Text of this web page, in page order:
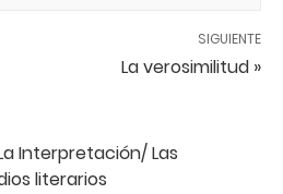
SIGUIENTE
La verosimilitud »
Interpretación/ Las
literarios